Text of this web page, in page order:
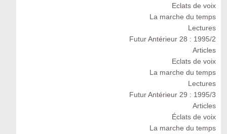
Eclats de voix
La marche du temps
Lectures
Futur Antérieur 28 : 1995/2
Articles
Eclats de voix
La marche du temps
Lectures
Futur Antérieur 29 : 1995/3
Articles
Éclats de voix
La marche du temps